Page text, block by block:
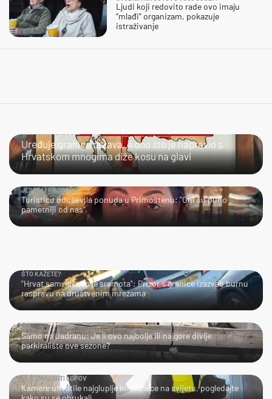
Ljudi koji redovito rade ovo imaju
“mlađi” organizam, pokazuje
istraživanje
Uređuje granice država, a ono što je napravio s
Hrvatskom mnogima diže kosu na glavi
JESTE LI PROBALI?
Turisticu oduševila ponuda u Primoštenu: "Oni su puno
pametniji od nas"
ŠTO KAŽETE?
"Hrvat sam, ali ovo je sramota": Prizor s granice izazvao burnu
raspravu na društvenim mrežama
LOL
Samo na Jadranu: Je li ovo najbolje ili najgore divlje
parkiralište ove sezone?
NIJE LAKO BITI LOPOV
Kamere uhvatile najgluplje kriminalce na svijetu, pogledajte